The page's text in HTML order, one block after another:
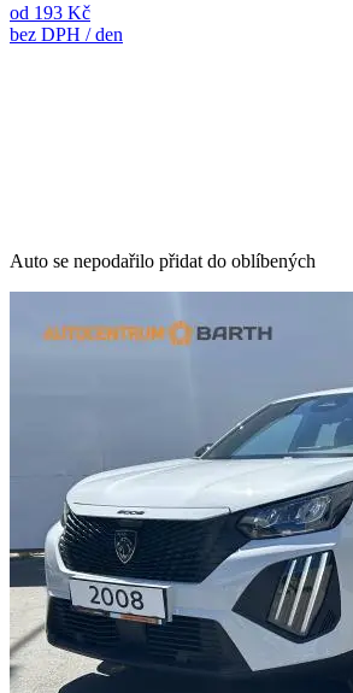
od 193 Kč
bez DPH / den
Auto se nepodařilo přidat do oblíbených